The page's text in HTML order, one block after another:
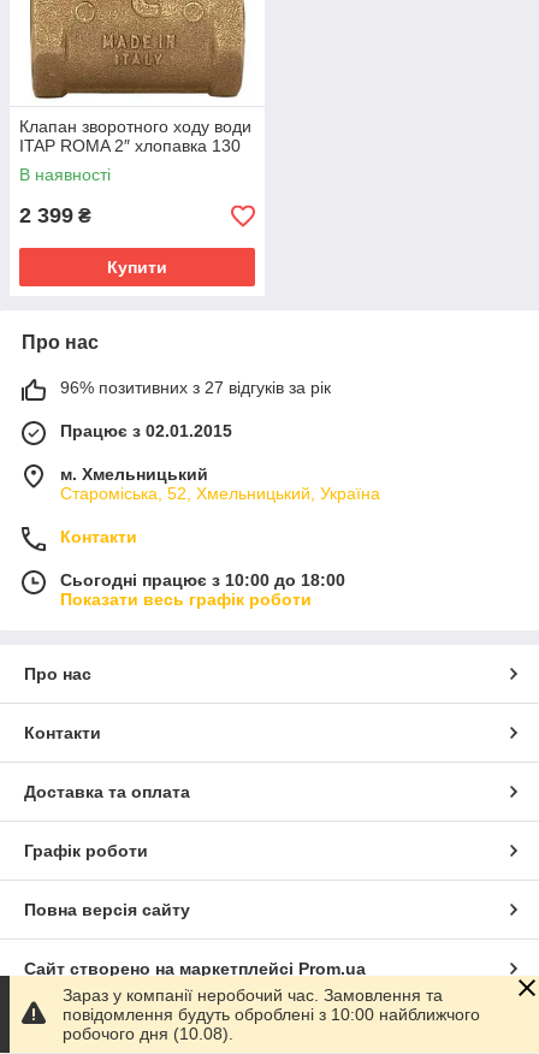
Клапан зворотного ходу води
ITAP ROMA 2″ хлопавка 130
В наявності
2 399 ₴
Купити
Про нас
96% позитивних з 27 відгуків за рік
Працює з 02.01.2015
м. Хмельницький
Староміська, 52, Хмельницький, Україна
Контакти
Сьогодні працює з 10:00 до 18:00
Показати весь графік роботи
Про нас
Контакти
Доставка та оплата
Графік роботи
Повна версія сайту
Сайт створено на маркетплейсі Prom.ua
Політика конфіденційності
Зараз у компанії неробочий час. Замовлення та
повідомлення будуть оброблені з 10:00 найближчого
робочого дня (10.08).